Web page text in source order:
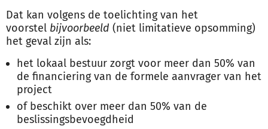
Dat kan volgens de toelichting van het
voorstel bijvoorbeeld (niet limitatieve opsomming)
het geval zijn als:
het lokaal bestuur zorgt voor meer dan 50% van
de financiering van de formele aanvrager van het
project
of beschikt over meer dan 50% van de
beslissingsbevoegdheid